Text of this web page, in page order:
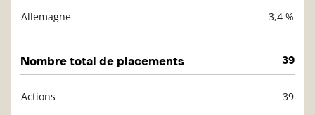
Allemagne
3,4 %
Nombre total de placements 39
Actions 39